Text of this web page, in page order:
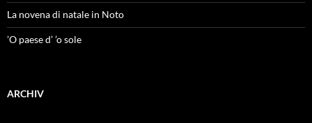
La novena di natale in Noto
’O paese d’ ’o sole
ARCHIV